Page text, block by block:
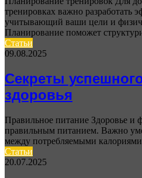
тренировках важно разработать
учитывающий ваши цели и
Планирование поможет
Статьи
09.08.2025
Секреты
здоровья
Правильное питание Здоровье и
правильным питанием. Важно
между потребляемыми
Статьи
20.07.2025